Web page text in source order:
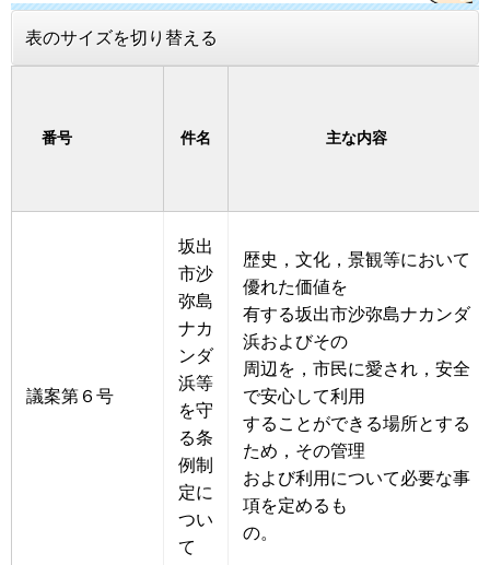
表のサイズを切り替える
番号 件名 主な内容
議案第６号
坂出
市沙
弥島
ナカ
ンダ
浜等
を守
る条
例制
定に
つい
て
歴史，文化，景観等において
優れた価値を
有する坂出市沙弥島ナカンダ
浜およびその
周辺を，市民に愛され，安全
で安心して利用
することができる場所とする
ため，その管理
および利用について必要な事
項を定めるも
の。